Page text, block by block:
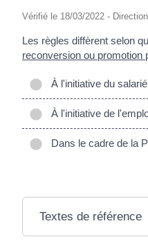
Vérifié le 18/03/2022 -
Les règles diffèrent selon
reconversion ou promotion
À l'initiative du salarié
À l'initiative de
Dans le cadre de la
Textes de référence